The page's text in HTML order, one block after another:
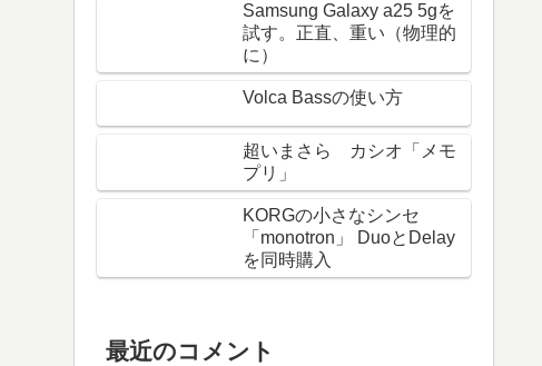
Samsung Galaxy a25 5gを
試す。正直、重い（物理的
に）
Volca Bassの使い方
超いまさら カシオ「メモ
プリ」
KORGの小さなシンセ
「monotron」 DuoとDelay
を同時購入
最近のコメント